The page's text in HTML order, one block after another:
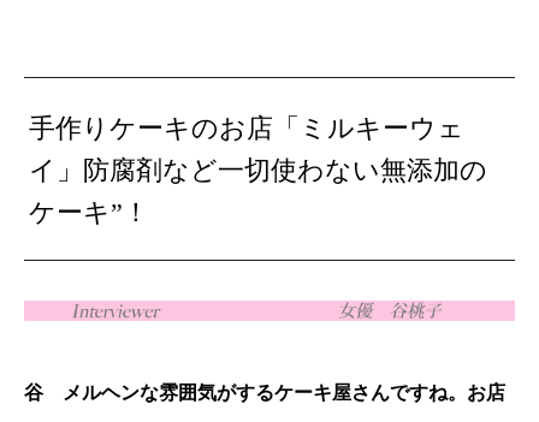
手作りケーキのお店「ミルキーウェ
イ」防腐剤など一切使わない無添加の
ケーキ”！
谷 メルヘンな雰囲気がするケーキ屋さんですね。お店